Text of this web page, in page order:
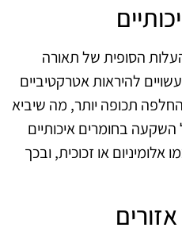
הסופית של תאורה
להיראות אטרקטיביים
תכופה יותר, מה שיביא
השקעה בחומרים איכותיים
אלומיניום או זכוכית, ובכך